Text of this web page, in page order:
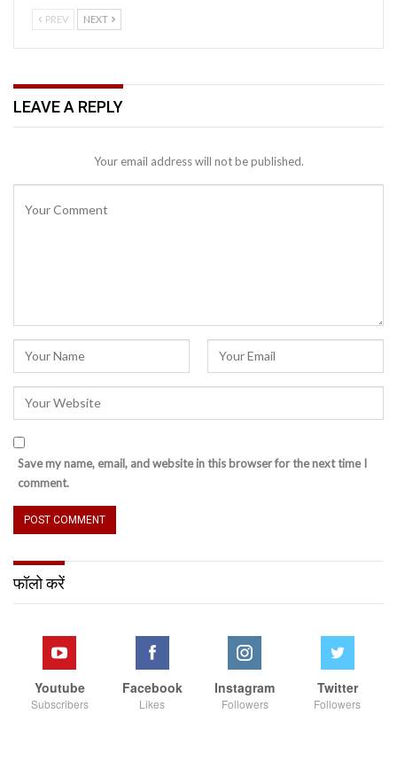
PREV NEXT
LEAVE A REPLY
Your email address will not be published.
Save my name, email, and website in this browser for the next time I
comment.
फॉलो करें
Youtube
Subscribers
Facebook
Likes
Instagram
Followers
Twitter
Followers